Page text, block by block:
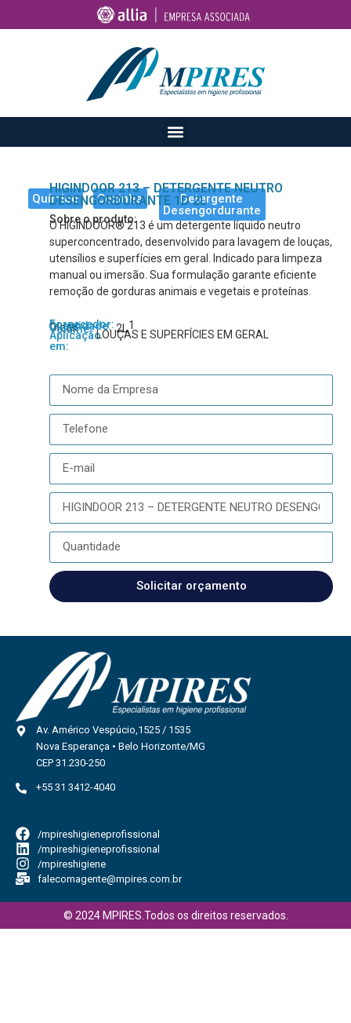
Químico Cozinha
Detergente
Desengordurante
HIGINDOOR 213 – DETERGENTE NEUTRO
DESENGORDURANTE 1D 2L
Sobre o produto:
O HIGINDOOR® 213 é um detergente líquido neutro
superconcentrado, desenvolvido para lavagem de louças,
utensílios e superfícies em geral. Indicado para limpeza
manual ou imersão. Sua formulação garante eficiente
remoção de gorduras animais e vegetais e proteínas.
Fornecedor:
Oleak
Quantidade: 1
Volume: 2L
Aplicação
em:
LOUÇAS E SUPERFÍCIES EM GERAL
Solicitar orçamento
Av. Américo Vespúcio,1525 / 1535
Nova Esperança • Belo Horizonte/MG
CEP 31.230-250
+55 31 3412-4040
/mpireshigieneprofissional
/mpireshigieneprofissional
/mpireshigiene
falecomagente@mpires.com.br
© 2024 MPIRES.Todos os direitos reservados.